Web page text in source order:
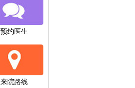
预约医生
来院路线